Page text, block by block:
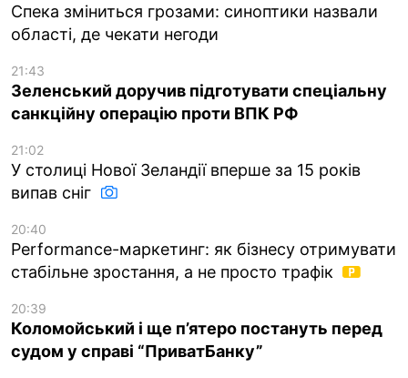
Спека зміниться грозами: синоптики назвали
області, де чекати негоди
21:43
Зеленський доручив підготувати спеціальну
санкційну операцію проти ВПК РФ
21:02
У столиці Нової Зеландії вперше за 15 років
випав сніг
20:40
Performance-маркетинг: як бізнесу отримувати
стабільне зростання, а не просто трафік
20:39
Коломойський і ще п’ятеро постануть перед
судом у справі “ПриватБанку”